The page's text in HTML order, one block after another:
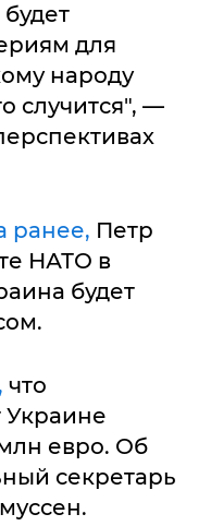
для
народу
случится", —
ранее, Петр
НАТО в
будет
что
Украине
евро. Об
секретарь